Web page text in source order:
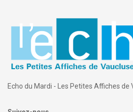
Echo du Mardi - Les Petites Affiches de